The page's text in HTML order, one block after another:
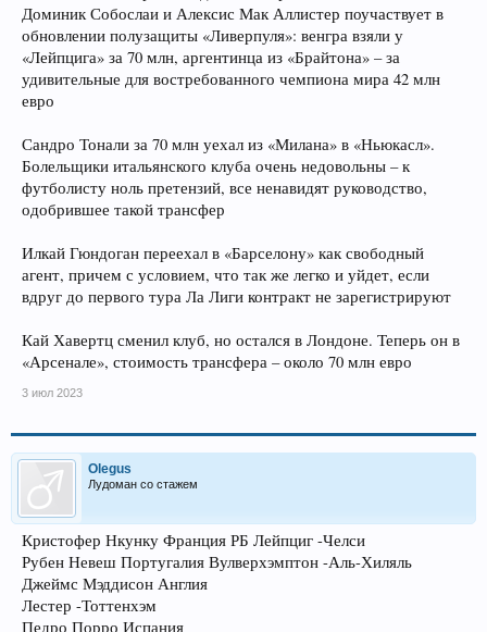
Доминик Собослаи и Алексис Мак Аллистер поучаствует в
обновлении полузащиты «Ливерпуля»: венгра взяли у
«Лейпцига» за 70 млн, аргентинца из «Брайтона» – за
удивительные для востребованного чемпиона мира 42 млн
евро
Сандро Тонали за 70 млн уехал из «Милана» в «Ньюкасл».
Болельщики итальянского клуба очень недовольны – к
футболисту ноль претензий, все ненавидят руководство,
одобрившее такой трансфер
Илкай Гюндоган переехал в «Барселону» как свободный
агент, причем с условием, что так же легко и уйдет, если
вдруг до первого тура Ла Лиги контракт не зарегистрируют
Кай Хавертц сменил клуб, но остался в Лондоне. Теперь он в
«Арсенале», стоимость трансфера – около 70 млн евро
3 июл 2023
Olegus
Лудоман со стажем
Кристофер Нкунку Франция РБ Лейпциг -Челси
Рубен Невеш Португалия Вулверхэмптон -Аль-Хиляль
Джеймс Мэддисон Англия
Лестер -Тоттенхэм
Педро Порро Испания